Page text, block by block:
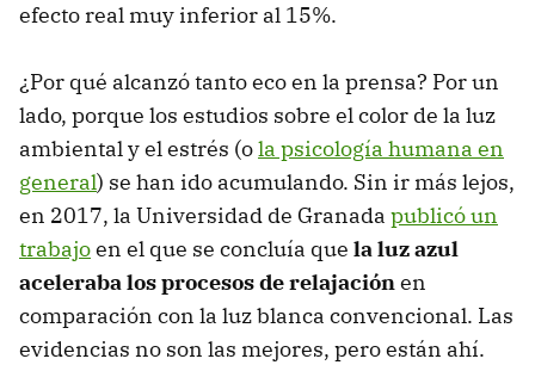
efecto real muy inferior al 15%.
¿Por qué alcanzó tanto eco en la prensa? Por un
lado, porque los estudios sobre el color de la luz
ambiental y el estrés (ola psicología humana en
general) se han ido acumulando. Sin ir más lejos,
en 2017, la Universidad de Granada publicó un
trabajoen el que se concluía que la luz azul
aceleraba los procesos de relajaciónen
comparación con la luz blanca convencional. Las
evidencias no son las mejores, pero están ahí.